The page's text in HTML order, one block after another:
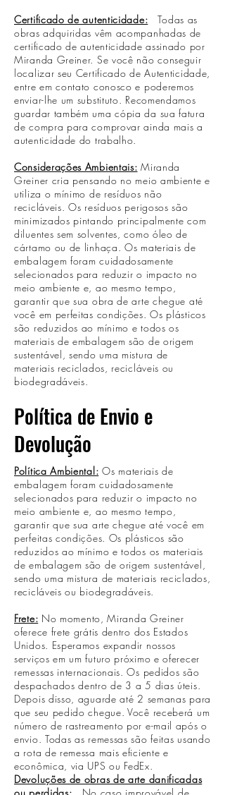
Certificado de autenticidade:
Todas as
obras adquiridas vêm acompanhadas de
certificado de autenticidade assinado por
Miranda Greiner. Se você não conseguir
localizar seu Certificado de Autenticidade,
entre em contato conosco e poderemos
enviar-lhe um substituto. Recomendamos
guardar também uma cópia da sua fatura
de compra para comprovar ainda mais a
autenticidade do trabalho.
Considerações Ambientais: Miranda
Greiner cria pensando no meio ambiente e
utiliza o mínimo de resíduos não
recicláveis. Os resíduos perigosos são
minimizados pintando principalmente com
diluentes sem solventes, como óleo de
cártamo ou de linhaça. Os materiais de
embalagem foram cuidadosamente
selecionados para reduzir o impacto no
meio ambiente e, ao mesmo tempo,
garantir que sua obra de arte chegue até
você em perfeitas condições. Os plásticos
são reduzidos ao mínimo e todos os
materiais de embalagem são de origem
sustentável, sendo uma mistura de
materiais reciclados, recicláveis ou
biodegradáveis.
Política de Envio e
Devolução
Política Ambiental: Os materiais de
embalagem foram cuidadosamente
selecionados para reduzir o impacto no
meio ambiente e, ao mesmo tempo,
garantir que sua arte chegue até você em
perfeitas condições. Os plásticos são
reduzidos ao mínimo e todos os materiais
de embalagem são de origem sustentável,
sendo uma mistura de materiais reciclados,
recicláveis ou biodegradáveis.
Frete: No momento, Miranda Greiner
oferece frete grátis dentro dos Estados
Unidos. Esperamos expandir nossos
serviços em um futuro próximo e oferecer
remessas internacionais. Os pedidos são
despachados dentro de 3 a 5 dias úteis.
Depois disso, aguarde até 2 semanas para
que seu pedido chegue. Você receberá um
número de rastreamento por e-mail após o
envio. Todas as remessas são feitas usando
a rota de remessa mais eficiente e
econômica, via UPS ou FedEx.
Devoluções de obras de arte danificadas